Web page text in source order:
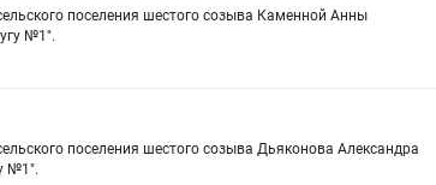
поселения шестого созыва Каменной Анны
№1".
поселения шестого созыва Дьяконова Александра
№1".